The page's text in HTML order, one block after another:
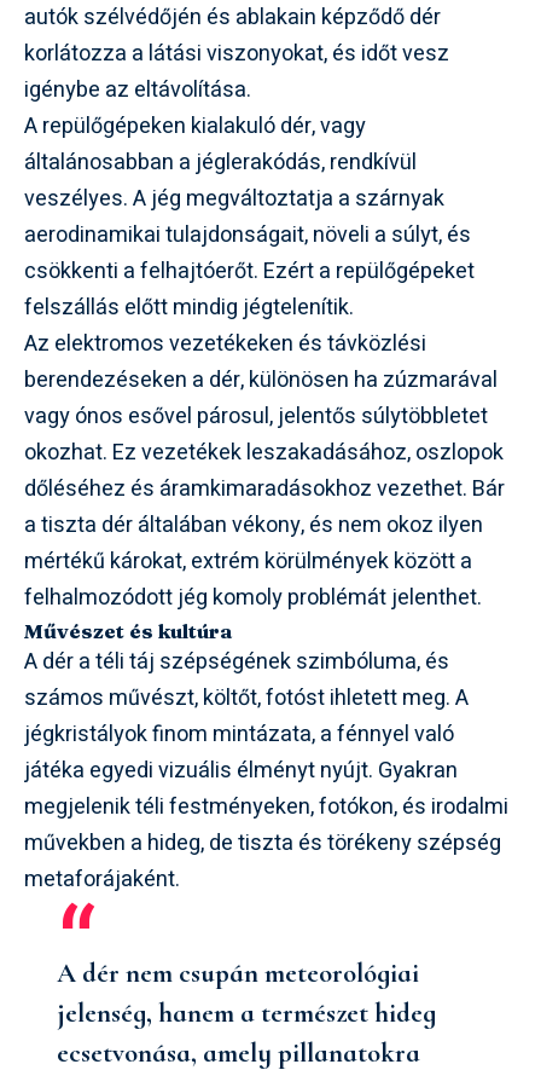
autók szélvédőjén és ablakain képződő dér
korlátozza a látási viszonyokat, és időt vesz
igénybe az eltávolítása.
A repülőgépeken kialakuló dér, vagy
általánosabban a jéglerakódás, rendkívül
veszélyes. A jég megváltoztatja a szárnyak
aerodinamikai tulajdonságait, növeli a súlyt, és
csökkenti a felhajtóerőt. Ezért a repülőgépeket
felszállás előtt mindig jégtelenítik.
Az elektromos vezetékeken és távközlési
berendezéseken a dér, különösen ha zúzmarával
vagy ónos esővel párosul, jelentős súlytöbbletet
okozhat. Ez vezetékek leszakadásához, oszlopok
dőléséhez és áramkimaradásokhoz vezethet. Bár
a tiszta dér általában vékony, és nem okoz ilyen
mértékű károkat, extrém körülmények között a
felhalmozódott jég komoly problémát jelenthet.
Művészet és kultúra
A dér a téli táj szépségének szimbóluma, és
számos művészt, költőt, fotóst ihletett meg. A
jégkristályok finom mintázata, a fénnyel való
játéka egyedi vizuális élményt nyújt. Gyakran
megjelenik téli festményeken, fotókon, és irodalmi
művekben a hideg, de tiszta és törékeny szépség
metaforájaként.
A dér nem csupán meteorológiai
jelenség, hanem a természet hideg
ecsetvonása, amely pillanatokra